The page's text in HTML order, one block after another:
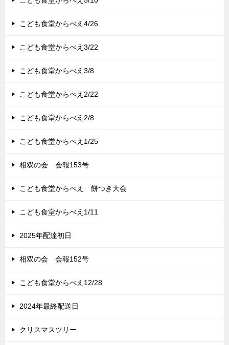
こども食堂からべえ4/26
こども食堂からべえ3/22
こども食堂からべえ3/8
こども食堂からべえ2/22
こども食堂からべえ2/8
こども食堂からべえ1/25
相双の会 会報153号
こども食堂からべえ 餅つき大会
こども食堂からべえ1/11
2025年配達初日
相双の会 会報152号
こども食堂からべえ12/28
2024年最終配送日
クリスマスツリー